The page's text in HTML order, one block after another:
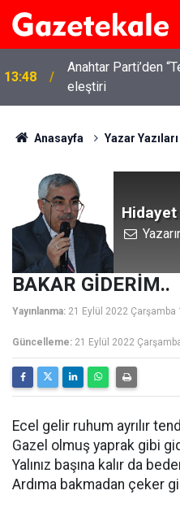
13:48
Anahtar Parti’den
eleştiri
13:07
Kırıkkale’de
artırıldı
Anasayfa Yazar Yazıları
BAKAR GİDERİM..
Yayınlanma: 21 Eylül 2022 Çarşamba
Güncelleme: 21 Eylül 2022
Ecel gelir ruhum ayrılır
Gazel olmuş yaprak gibi
Yalınız başına kalır da
Ardıma bakmadan çeker